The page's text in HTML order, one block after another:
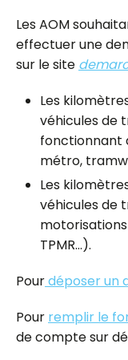
Les AOM
effectuer une
sur le site
Les
véhicules de
fonctionnant
métro,
Les
véhicules de
TPMR…).
Pourdéposer un
Pour remplir le
de compte sur